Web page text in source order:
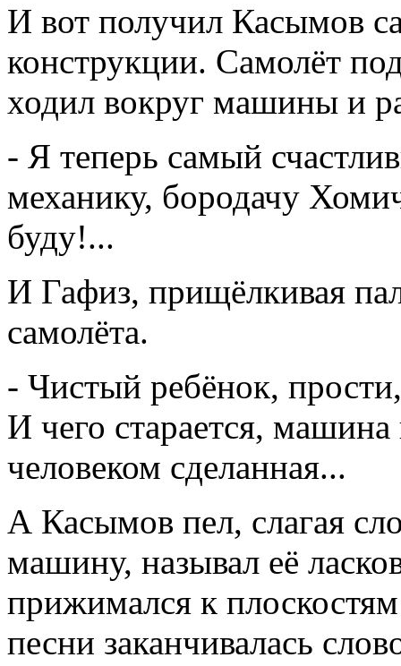
И вот получил Касымов
конструкции. Самолёт
ходил вокруг машины и
- Я теперь самый
механику, бородачу
буду!...
И Гафиз, прищёлкивая
самолёта.
- Чистый ребёнок,
И чего старается,
человеком сделанная...
А Касымов пел, слагая
машину, называл её
прижимался к
песни заканчивалась